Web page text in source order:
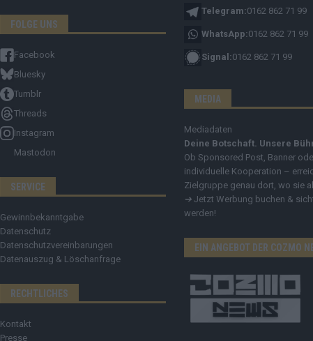
FOLGE UNS
Facebook
Bluesky
Tumblr
Threads
Instagram
Mastodon
SERVICE
Gewinnbekanntgabe
Datenschutz
Datenschutzvereinbarungen
Datenauszug & Löschanfrage
RECHTLICHES
Kontakt
Presse
Telegram:0162 862 71 99
WhatsApp:0162 862 71 99
Signal:0162 862 71 99
MEDIA
Mediadaten
Deine Botschaft. Unsere
Ob Sponsored Post, Banner
individuelle Kooperation –
Zielgruppe genau dort, wo sie
➔ Jetzt Werbung buchen &
werden!
EIN ANGEBOT DER COZMO